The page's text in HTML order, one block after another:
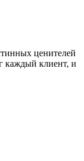
ценителей
каждый клиент, и